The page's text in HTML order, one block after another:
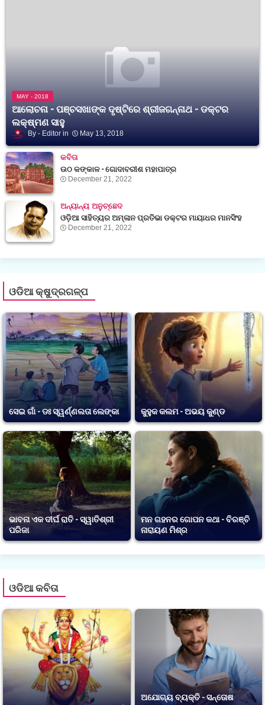
MAY - 2018
ଆଲୋଚନା - ପଞ୍ଚସଖାଙ୍କ ଦୃଷ୍ଟିରେ ଶ୍ରୀଜଗନ୍ନାଥ - ଡକ୍ଟର
ଲକ୍ଷ୍ମଣ ସାହୁ
Editor May 13, 2018
କବିତା
ଉଠ କଙ୍କାଳ - ଗୋଦାବରୀଶ ମହାପାତ୍ର
December 21, 2022
ଅନ୍ୟାନ୍ୟ ଅନୁଚ୍ଛେଦ
ଓଡ଼ିଆ ସାହିତ୍ୟର ଅମ୍ଳାନ ପ୍ରତିଭା ଡକ୍ଟର ମାୟାଧର ମାନସିଂହ
December 21, 2022
ଓଡିଆ କ୍ଷୁଦ୍ରଗଳ୍ପ
ସେଇ ଗାଁ - ଡଃ ସ୍ୱର୍ଣ୍ଣଲତା ଲେଙ୍କା କୁହୁକ କଲମ - ଅଭୟ କୁଣ୍ଡ
ଭାବନା ଏକ ଦୀର୍ଘ ରାତି - ସ୍ୱାତିଶ୍ରୀ
ପରିଜା
ମନ ଗହନର ଗୋପନ କଥା - ବିରଞ୍ଚି
ନାରାୟଣ ମିଶ୍ର
ଓଡିଆ କବିତା
ଅଯୋଗ୍ୟ ବ୍ୟକ୍ତି - ସନ୍ତୋଷ